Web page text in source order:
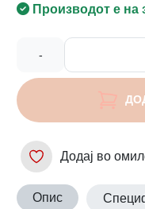
Производот е на
-
Додај во
Опис